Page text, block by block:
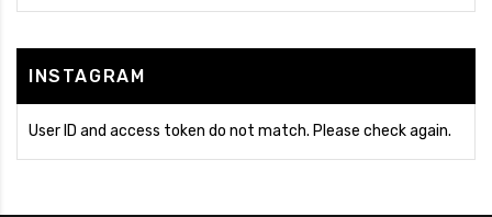
INSTAGRAM
User ID and access token do not match. Please check again.